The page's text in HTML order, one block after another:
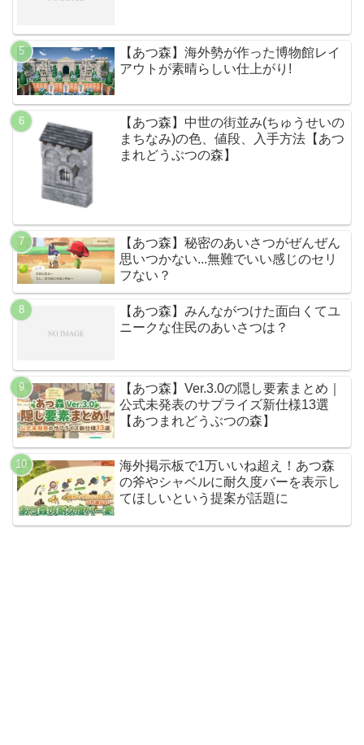
【あつ森】海外勢が作った博物館レイ
アウトが素晴らしい仕上がり!
【あつ森】中世の街並み(ちゅうせいの
まちなみ)の色、値段、入手方法【あつ
まれどうぶつの森】
【あつ森】秘密のあいさつがぜんぜん
思いつかない...無難でいい感じのセリ
フない？
【あつ森】みんながつけた面白くてユ
ニークな住民のあいさつは？
【あつ森】Ver.3.0の隠し要素まとめ｜
公式未発表のサプライズ新仕様13選
【あつまれどうぶつの森】
海外掲示板で1万いいね超え！あつ森
の斧やシャベルに耐久度バーを表示し
てほしいという提案が話題に